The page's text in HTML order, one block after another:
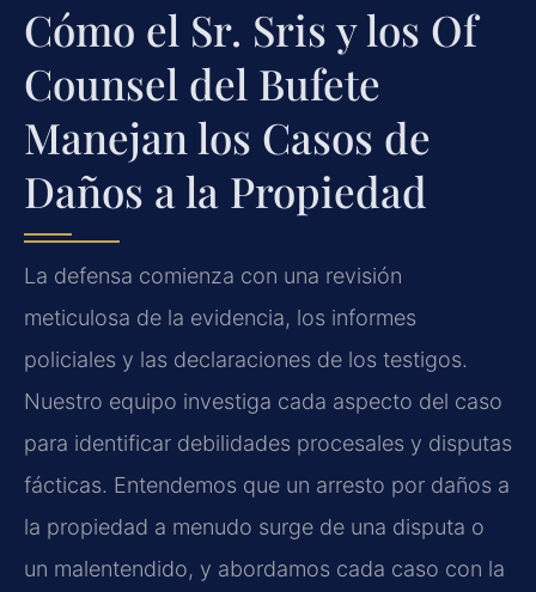
Cómo el Sr. Sris y los Of
Counsel del Bufete
Manejan los Casos de
Daños a la Propiedad
La defensa comienza con una revisión
meticulosa de la evidencia, los informes
policiales y las declaraciones de los testigos.
Nuestro equipo investiga cada aspecto del caso
para identificar debilidades procesales y disputas
fácticas. Entendemos que un arresto por daños a
la propiedad a menudo surge de una disputa o
un malentendido, y abordamos cada caso con la